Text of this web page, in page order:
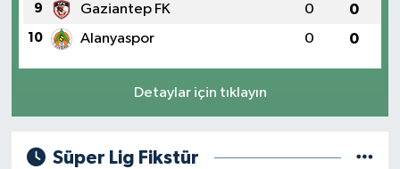
9 Gaziantep FK 0 0
10 Alanyaspor 0 0
Detaylar için tıklayın
Süper Lig Fikstür